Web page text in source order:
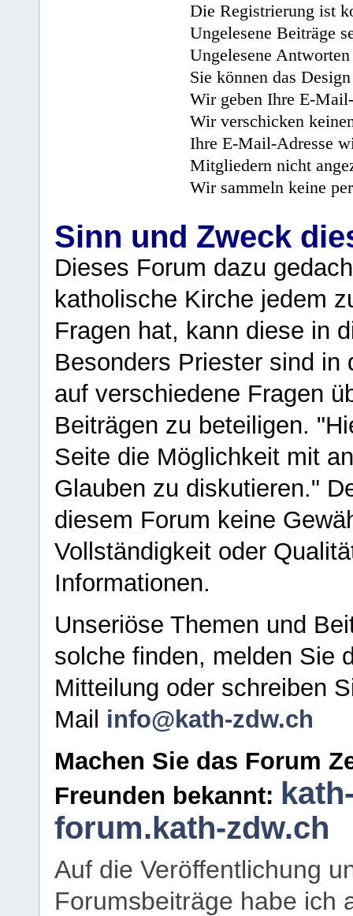
Die Registrierung ist
Ungelesene Beiträge
Ungelesene
Sie können das
Wir geben Ihre E-
Wir verschicken
Ihre E-Mail-Adresse
Mitgliedern nicht
Wir sammeln keine
Sinn und Zweck
Dieses Forum dazu
katholische Kirche jedem
Fragen hat, kann diese in
Besonders Priester sind in
auf verschiedene Fragen
Beiträgen zu beteiligen.
Seite die Möglichkeit mit
Glauben zu diskutieren."
diesem Forum keine
Vollständigkeit oder
Informationen.
Unseriöse Themen und
solche finden, melden Sie
Mitteilung oder schreiben
Mail info@kath-zdw.ch
Machen Sie das Forum
Freunden bekannt:
forum.kath-zdw.ch
Auf die Veröffentlichung
Forumsbeiträge habe ich